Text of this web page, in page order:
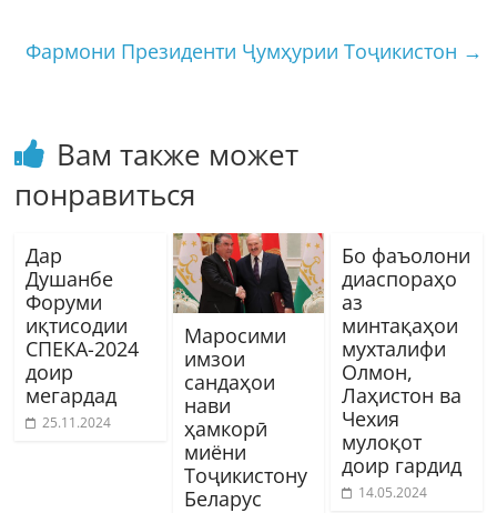
Фармони Президенти Ҷумҳурии Тоҷикистон →
Вам также может
понравиться
Дар
Душанбе
Форуми
иқтисодии
СПЕКА-2024
доир
мегардад
25.11.2024
Маросими
имзои
сандаҳои
нави
ҳамкорӣ
миёни
Тоҷикистону
Беларус
Бо фаъолони
диаспораҳо
аз
минтақаҳои
мухталифи
Олмон,
Лаҳистон ва
Чехия
мулоқот
доир гардид
14.05.2024